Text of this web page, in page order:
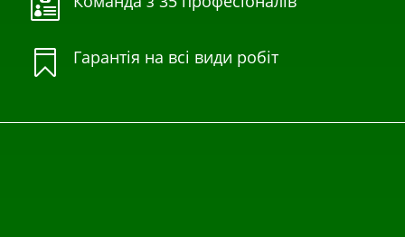

 Гарантія на всі види робіт